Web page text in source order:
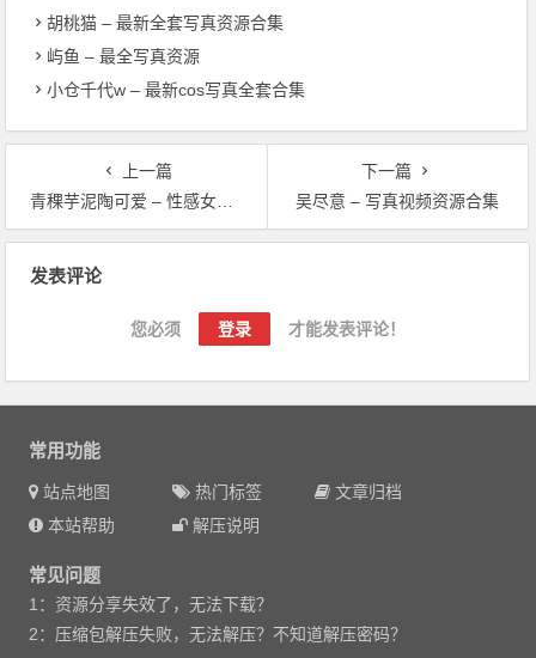
胡桃猫 – 最新全套写真资源合集
屿鱼 – 最全写真资源
小仓千代w – 最新cos写真全套合集
上一篇
青稞芋泥陶可爱 – 性感女主播写真合集
下一篇
吴尽意 – 写真视频资源合集
发表评论
您必须 登录 才能发表评论！
常用功能
站点地图 热门标签
文章归档
本站帮助
解压说明
常见问题
1：资源分享失效了，无法下载？
2：压缩包解压失败，无法解压？不知道解压密码？